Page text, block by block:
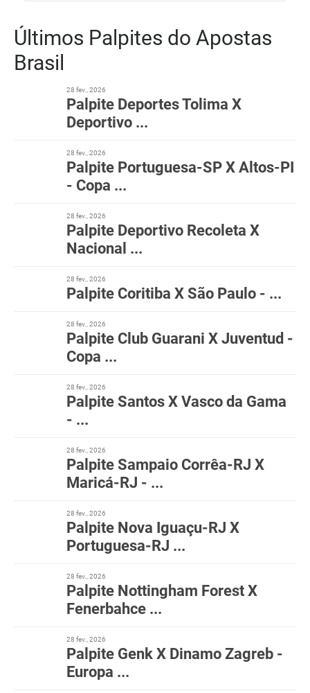
Últimos Palpites do Apostas
Brasil
28 fev., 2026
Palpite Deportes Tolima X
Deportivo ...
28 fev., 2026
Palpite Portuguesa-SP X Altos-PI
- Copa ...
28 fev., 2026
Palpite Deportivo Recoleta X
Nacional ...
28 fev., 2026
Palpite Coritiba X São Paulo - ...
28 fev., 2026
Palpite Club Guarani X Juventud -
Copa ...
28 fev., 2026
Palpite Santos X Vasco da Gama
- ...
28 fev., 2026
Palpite Sampaio Corrêa-RJ X
Maricá-RJ - ...
28 fev., 2026
Palpite Nova Iguaçu-RJ X
Portuguesa-RJ ...
28 fev., 2026
Palpite Nottingham Forest X
Fenerbahce ...
28 fev., 2026
Palpite Genk X Dinamo Zagreb -
Europa ...